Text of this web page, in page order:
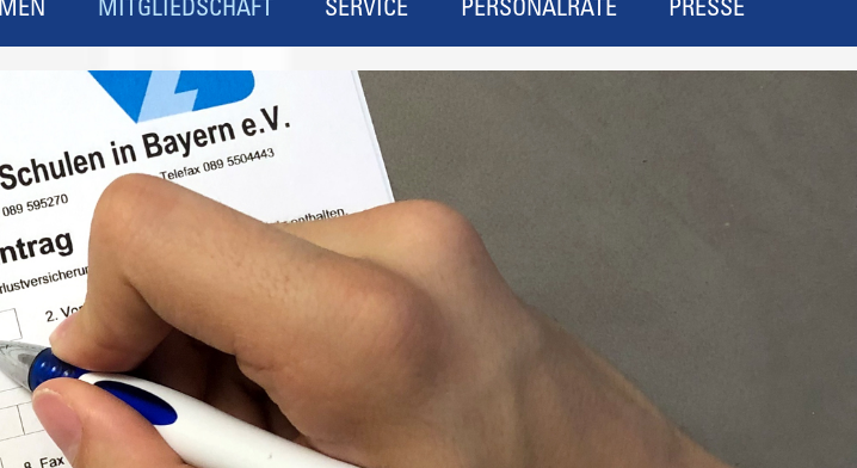
MITGLIEDSCHAFT SERVICE PERSONALRÄTE PRESSE